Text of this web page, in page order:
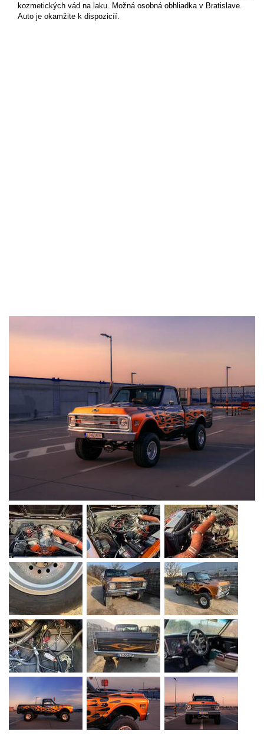
kozmetických vád na laku. Možná osobná obhliadka v Bratislave.
Auto je okamžite k dispozicíí.